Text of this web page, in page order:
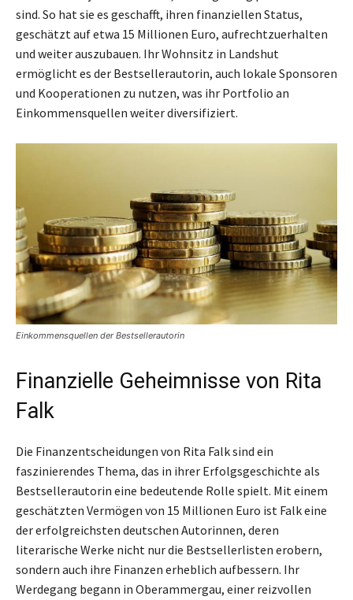
sind. So hat sie es geschafft, ihren finanziellen Status,
geschätzt auf etwa 15 Millionen Euro, aufrechtzuerhalten
und weiter auszubauen. Ihr Wohnsitz in Landshut
ermöglicht es der Bestsellerautorin, auch lokale Sponsoren
und Kooperationen zu nutzen, was ihr Portfolio an
Einkommensquellen weiter diversifiziert.
Einkommensquellen der Bestsellerautorin
Finanzielle Geheimnisse von Rita
Falk
Die Finanzentscheidungen von Rita Falk sind ein
faszinierendes Thema, das in ihrer Erfolgsgeschichte als
Bestsellerautorin eine bedeutende Rolle spielt. Mit einem
geschätzten Vermögen von 15 Millionen Euro ist Falk eine
der erfolgreichsten deutschen Autorinnen, deren
literarische Werke nicht nur die Bestsellerlisten erobern,
sondern auch ihre Finanzen erheblich aufbessern. Ihr
Werdegang begann in Oberammergau, einer reizvollen